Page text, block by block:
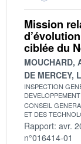
Mission
ciblée du
MOUCHARD,
DE MERCEY,
INSPECTION
CONSEIL
ET DES
Rapport: avr.
n°016414-01